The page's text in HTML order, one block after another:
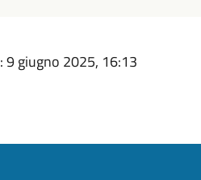
: 9 giugno 2025, 16:13